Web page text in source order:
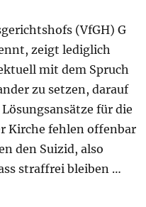
(VfGH) G
zeigt lediglich
mit dem Spruch
zu setzen, darauf
für die
Kirche fehlen offenbar
den Suizid, also
straffrei bleiben …
Suizid ist kein